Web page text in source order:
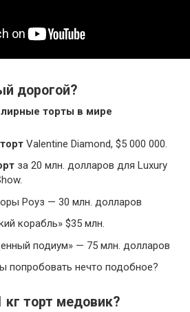
дорогой?
торты в мире
торт Valentine Diamond, $5 000 000.
за 20 млн. долларов для Luxury
Роуз — 30 млн. долларов
корабль» $35 млн.
подиум» — 75 млн. долларов
попробовать нечто подобное?
кг торт медовик?